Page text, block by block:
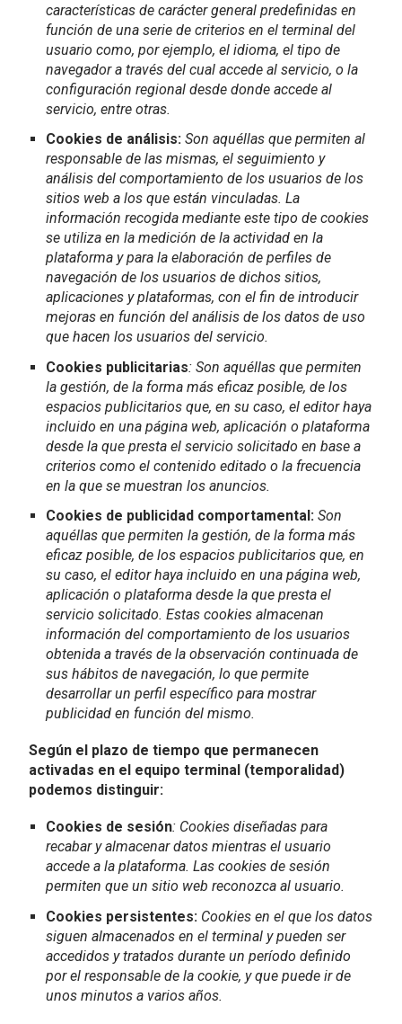
características de carácter general predefinidas en
función de una serie de criterios en el terminal del
usuario como, por ejemplo, el idioma, el tipo de
navegador a través del cual accede al servicio, o la
configuración regional desde donde accede al
servicio, entre otras.
Cookies de análisis: Son aquéllas que permiten al
responsable de las mismas, el seguimiento y
análisis del comportamiento de los usuarios de los
sitios web a los que están vinculadas. La
información recogida mediante este tipo de cookies
se utiliza en la medición de la actividad en la
plataforma y para la elaboración de perfiles de
navegación de los usuarios de dichos sitios,
aplicaciones y plataformas, con el fin de introducir
mejoras en función del análisis de los datos de uso
que hacen los usuarios del servicio.
Cookies publicitarias: Son aquéllas que permiten
la gestión, de la forma más eficaz posible, de los
espacios publicitarios que, en su caso, el editor haya
incluido en una página web, aplicación o plataforma
desde la que presta el servicio solicitado en base a
criterios como el contenido editado o la frecuencia
en la que se muestran los anuncios.
Cookies de publicidad comportamental:Son
aquéllas que permiten la gestión, de la forma más
eficaz posible, de los espacios publicitarios que, en
su caso, el editor haya incluido en una página web,
aplicación o plataforma desde la que presta el
servicio solicitado. Estas cookies almacenan
información del comportamiento de los usuarios
obtenida a través de la observación continuada de
sus hábitos de navegación, lo que permite
desarrollar un perfil específico para mostrar
publicidad en función del mismo.
Según el plazo de tiempo que permanecen
activadas en el equipo terminal (temporalidad)
podemos distinguir:
Cookies de sesión: Cookies diseñadas para
recabar y almacenar datos mientras el usuario
accede a la plataforma. Las cookies de sesión
permiten que un sitio web reconozca al usuario.
Cookies persistentes: Cookies en el que los datos
siguen almacenados en el terminal y pueden ser
accedidos y tratados durante un período definido
por el responsable de la cookie, y que puede ir de
unos minutos a varios años.